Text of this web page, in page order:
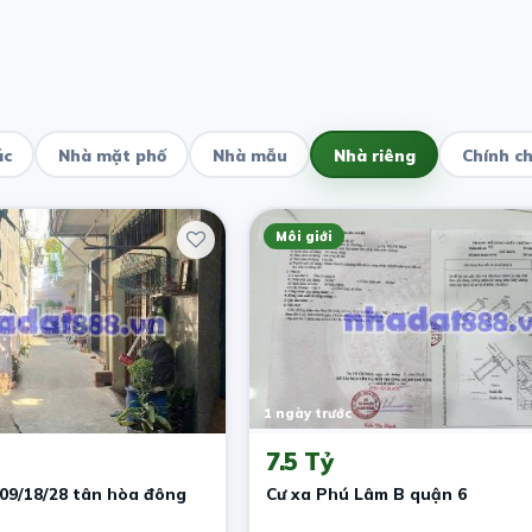
Nhà mặt phố Nhà mẫu Nhà riêng Chính
18/28 tân hòa đông
Môi giới
1 ngày trước
7.5 Tỷ
Cư xa Phú Lâm B quận 6